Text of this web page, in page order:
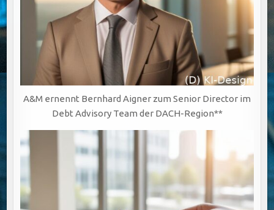
A&M ernennt Bernhard Aigner zum Senior Director im
Debt Advisory Team der DACH-Region**